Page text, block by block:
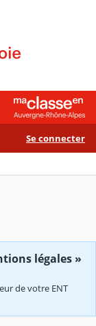
Se connecter
légales »
de votre ENT